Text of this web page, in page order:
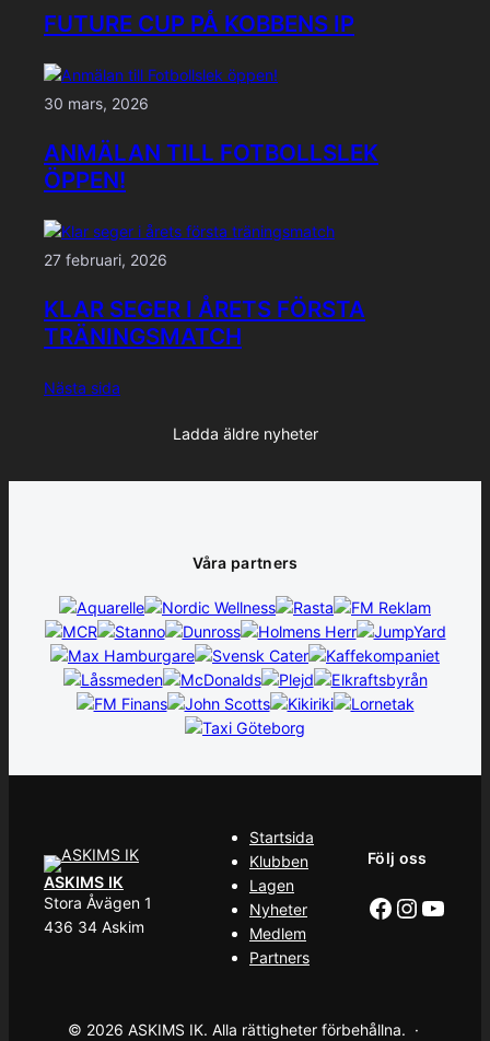
FUTURE CUP PÅ KOBBENS IP
30 mars, 2026
ANMÄLAN TILL FOTBOLLSLEK
ÖPPEN!
27 februari, 2026
KLAR SEGER I ÅRETS FÖRSTA
TRÄNINGSMATCH
Nästa sida
Ladda äldre nyheter
Våra partners
ASKIMS IK
Stora Åvägen 1
436 34 Askim
Startsida
Klubben
Lagen
Nyheter
Medlem
Partners
Följ oss
Facebook
© 2026 ASKIMS IK. Alla rättigheter förbehållna. ·